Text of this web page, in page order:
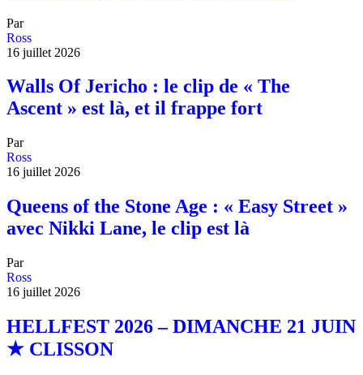
Par
Ross
16 juillet 2026
Walls Of Jericho : le clip de « The
Ascent » est là, et il frappe fort
Par
Ross
16 juillet 2026
Queens of the Stone Age : « Easy Street »
avec Nikki Lane, le clip est là
Par
Ross
16 juillet 2026
HELLFEST 2026 – DIMANCHE 21 JUIN
★ CLISSON